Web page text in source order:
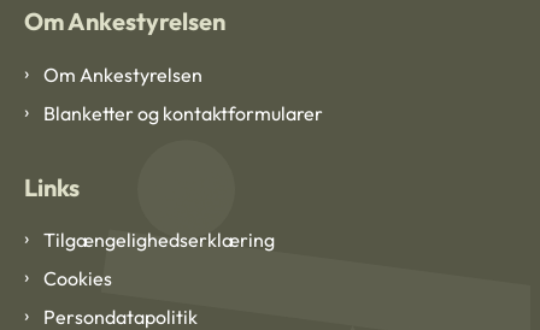
Om Ankestyrelsen
Om Ankestyrelsen
Blanketter og kontaktformularer
Links
Tilgængelighedserklæring
Cookies
Persondatapolitik